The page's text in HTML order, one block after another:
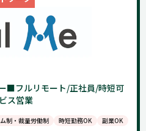
■フルリモート/正社員/時短可
ス営業
制・裁量労働制 時短勤務OK 副業OK